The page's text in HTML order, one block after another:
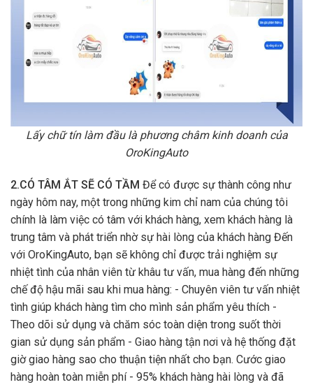
Lấy chữ tín làm đầu là phương châm kinh doanh của
OroKingAuto
2.CÓ TÂM ẮT SẼ CÓ TẦM Để có được sự thành công như
ngày hôm nay, một trong những kim chỉ nam của chúng tôi
chính là làm việc có tâm với khách hàng, xem khách hàng là
trung tâm và phát triển nhờ sự hài lòng của khách hàng Đến
với OroKingAuto, bạn sẽ không chỉ được trải nghiệm sự
nhiệt tình của nhân viên từ khâu tư vấn, mua hàng đến những
chế độ hậu mãi sau khi mua hàng: - Chuyên viên tư vấn nhiệt
tình giúp khách hàng tìm cho mình sản phẩm yêu thích -
Theo dõi sử dụng và chăm sóc toàn diện trong suốt thời
gian sử dụng sản phẩm - Giao hàng tận nơi và hệ thống đặt
giờ giao hàng sao cho thuận tiện nhất cho bạn. Cước giao
hàng hoàn toàn miễn phí - 95% khách hàng hài lòng và đã